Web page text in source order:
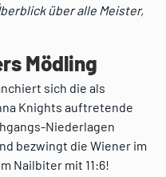
über alle Meister,
Mödling
sich die als
Knights auftretende
Niederlagen
bezwingt die Wiener im
Nailbiter mit 11:6!